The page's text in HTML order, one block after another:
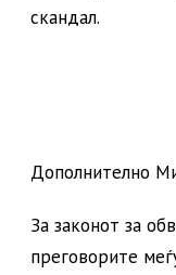
скандал.
Дополнително
За законот за
преговорите